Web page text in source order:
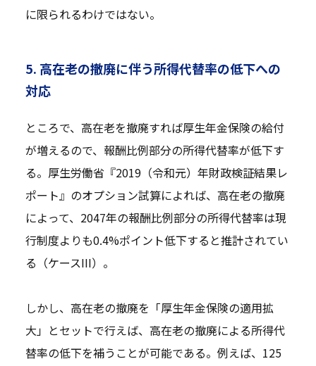
に限られるわけではない。
5. 高在老の撤廃に伴う所得代替率の低下への
対応
ところで、高在老を撤廃すれば厚生年金保険の給付
が増えるので、報酬比例部分の所得代替率が低下す
る。厚生労働省『2019（令和元）年財政検証結果レ
ポート』のオプション試算によれば、高在老の撤廃
によって、2047年の報酬比例部分の所得代替率は現
行制度よりも0.4%ポイント低下すると推計されてい
る（ケースIII）。
しかし、高在老の撤廃を「厚生年金保険の適用拡
大」とセットで行えば、高在老の撤廃による所得代
替率の低下を補うことが可能である。例えば、125